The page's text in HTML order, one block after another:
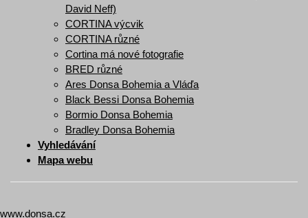
David Neff)
CORTINA výcvik
CORTINA různé
Cortina má nové fotografie
BRED různé
Ares Donsa Bohemia a Vláďa
Black Bessi Donsa Bohemia
Bormio Donsa Bohemia
Bradley Donsa Bohemia
Vyhledávání
Mapa webu
www.donsa.cz